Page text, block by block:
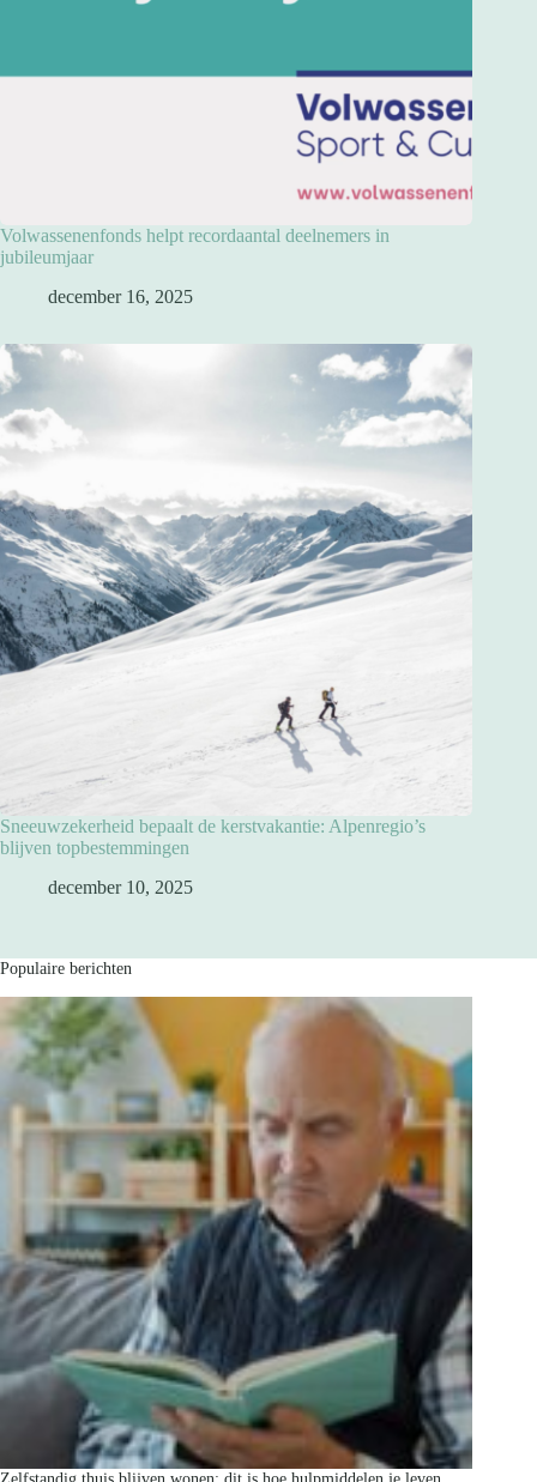
Volwassenenfonds helpt recordaantal deelnemers in
jubileumjaar
december 16, 2025
Sneeuwzekerheid bepaalt de kerstvakantie: Alpenregio’s
blijven topbestemmingen
december 10, 2025
Populaire berichten